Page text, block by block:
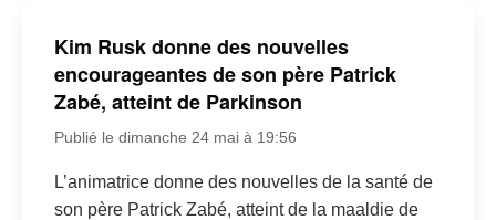
Kim Rusk donne des nouvelles
encourageantes de son père Patrick
Zabé, atteint de Parkinson
Publié le dimanche 24 mai à 19:56
L’animatrice donne des nouvelles de la santé de
son père Patrick Zabé, atteint de la maaldie de